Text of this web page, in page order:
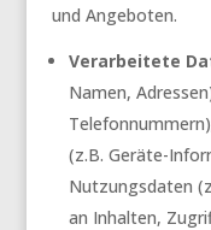
und Angeboten.
Verarbeitete
Namen,
(z.B. Geräte-
Nutzungsdaten
an Inhalten,